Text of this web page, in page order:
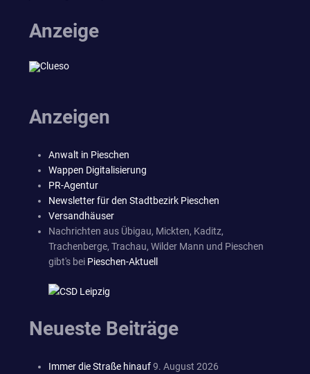
Anzeige
Anzeigen
Anwalt in Pieschen
Wappen Digitalisierung
PR-Agentur
Newsletter für den Stadtbezirk Pieschen
Versandhäuser
Nachrichten aus Übigau, Mickten, Kaditz,
Trachenberge, Trachau, Wilder Mann und Pieschen
gibt's bei Pieschen-Aktuell
Neueste Beiträge
Immer die Straße hinauf9. August 2026